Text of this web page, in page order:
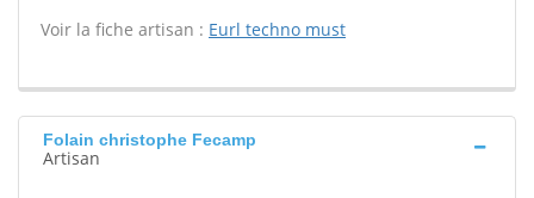
Voir la fiche artisan : Eurl techno must
Folain christophe Fecamp
Artisan